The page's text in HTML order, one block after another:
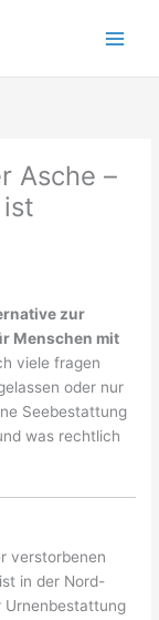
Asche –
zur
Menschen mit
viele fragen
oder nur
Seebestattung
was rechtlich
verstorbenen
in der Nord-
Urnenbestattung